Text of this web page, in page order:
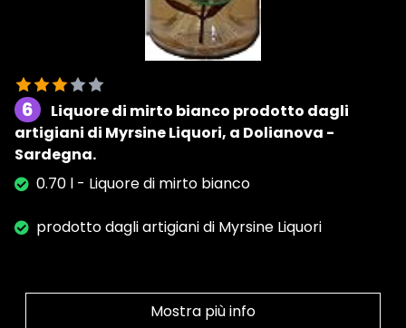
6
Liquore di mirto bianco prodotto dagli
artigiani di Myrsine Liquori, a Dolianova -
Sardegna.
0.70 l - Liquore di mirto bianco
prodotto dagli artigiani di Myrsine Liquori
Mostra più info